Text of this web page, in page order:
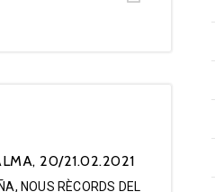
20/21.02.2021
NOUS RÈCORDS DEL